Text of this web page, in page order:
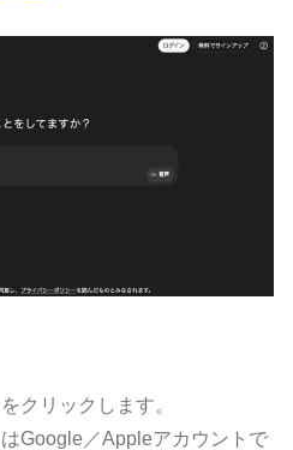
クリックします。
Google／Appleアカウントで